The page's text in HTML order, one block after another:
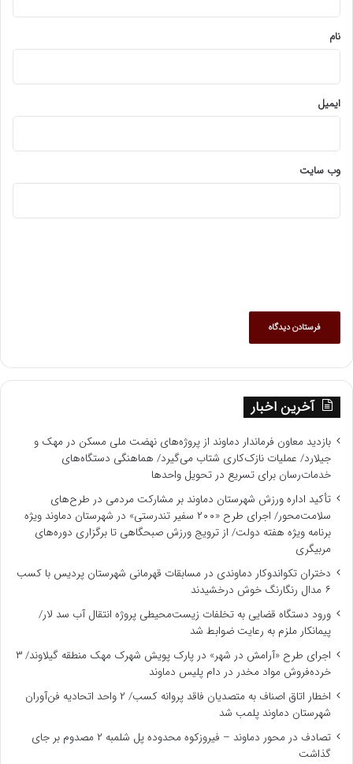
نام
ایمیل
وب‌ سایت
آخرین اخبار
بازدید معاون فرماندار دماوند از پروژه‌های نهضت ملی مسکن در مهک و
جیلارد/ عملیات نازک‌کاری شتاب می‌گیرد/ هماهنگی دستگاه‌های
خدمات‌رسان برای تسریع در تحویل واحدها
تأکید اداره ورزش شهرستان دماوند بر مشارکت مردمی در طرح‌های
سلامت‌محور/ اجرای طرح «۲۰۰ سفیر تندرستی» در شهرستان دماوند ویژه
برنامه‌ ویژه هفته دولت/ از ترویج ورزش صبحگاهی تا برگزاری دوره‌های
مربیگری
دختران تکواندوکار دماوندی در مسابقات قهرمانی شهرستان پردیس با کسب
۶ مدال رنگارنگ خوش درخشیدند
ورود دستگاه قضایی به تخلفات زیست‌محیطی پروژه انتقال آب سد لار/
پیمانکار ملزم به رعایت ضوابط شد
اجرای طرح «آرامش در شهر» در پارک پویش شهرک مهک منطقه گیلاوند/ ۳
خرده‌فروش مواد مخدر در دام پلیس دماوند
اخطار اتاق اصناف به متصدیان فاقد پروانه کسب/ ۲ واحد اتحادیه فن‌آوران
شهرستان دماوند پلمب شد
تصادف در محور دماوند – فیروزکوه محدوده پل شلمبه ۲ مصدوم بر جای
گذاشت